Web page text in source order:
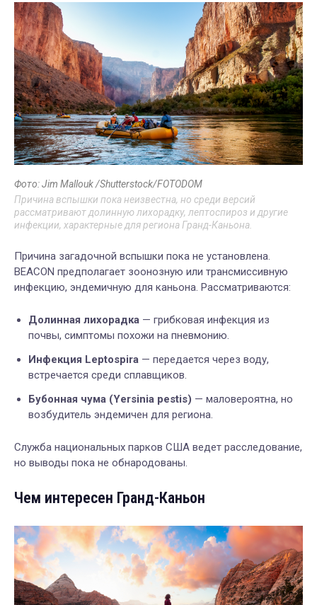
Фото: Jim Mallouk /Shutterstock/FOTODOM
Причина вспышки пока неизвестна, но среди версий
рассматривают долинную лихорадку, лептоспироз и другие
инфекции, характерные для региона Гранд-Каньона.
Причина загадочной вспышки пока не установлена.
BEACON предполагает зоонозную или трансмиссивную
инфекцию, эндемичную для каньона. Рассматриваются:
Долинная лихорадка — грибковая инфекция из
почвы, симптомы похожи на пневмонию.
Инфекция Leptospira — передается через воду,
встречается среди сплавщиков.
Бубонная чума (Yersinia pestis) — маловероятна, но
возбудитель эндемичен для региона.
Служба национальных парков США ведет расследование,
но выводы пока не обнародованы.
Чем интересен Гранд-Каньон